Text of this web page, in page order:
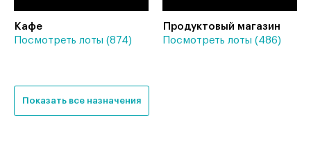
Кафе
Посмотреть лоты (874)
Продуктовый магазин
Посмотреть лоты (486)
Показать все назначения